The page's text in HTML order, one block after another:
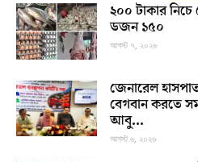
২০০ টাকার
ডজন ১৫০
আগস্ট ৭, ২০২৬
জেনারেল
বেগবান করতে
আবু...
আগস্ট ৬, ২০২৬